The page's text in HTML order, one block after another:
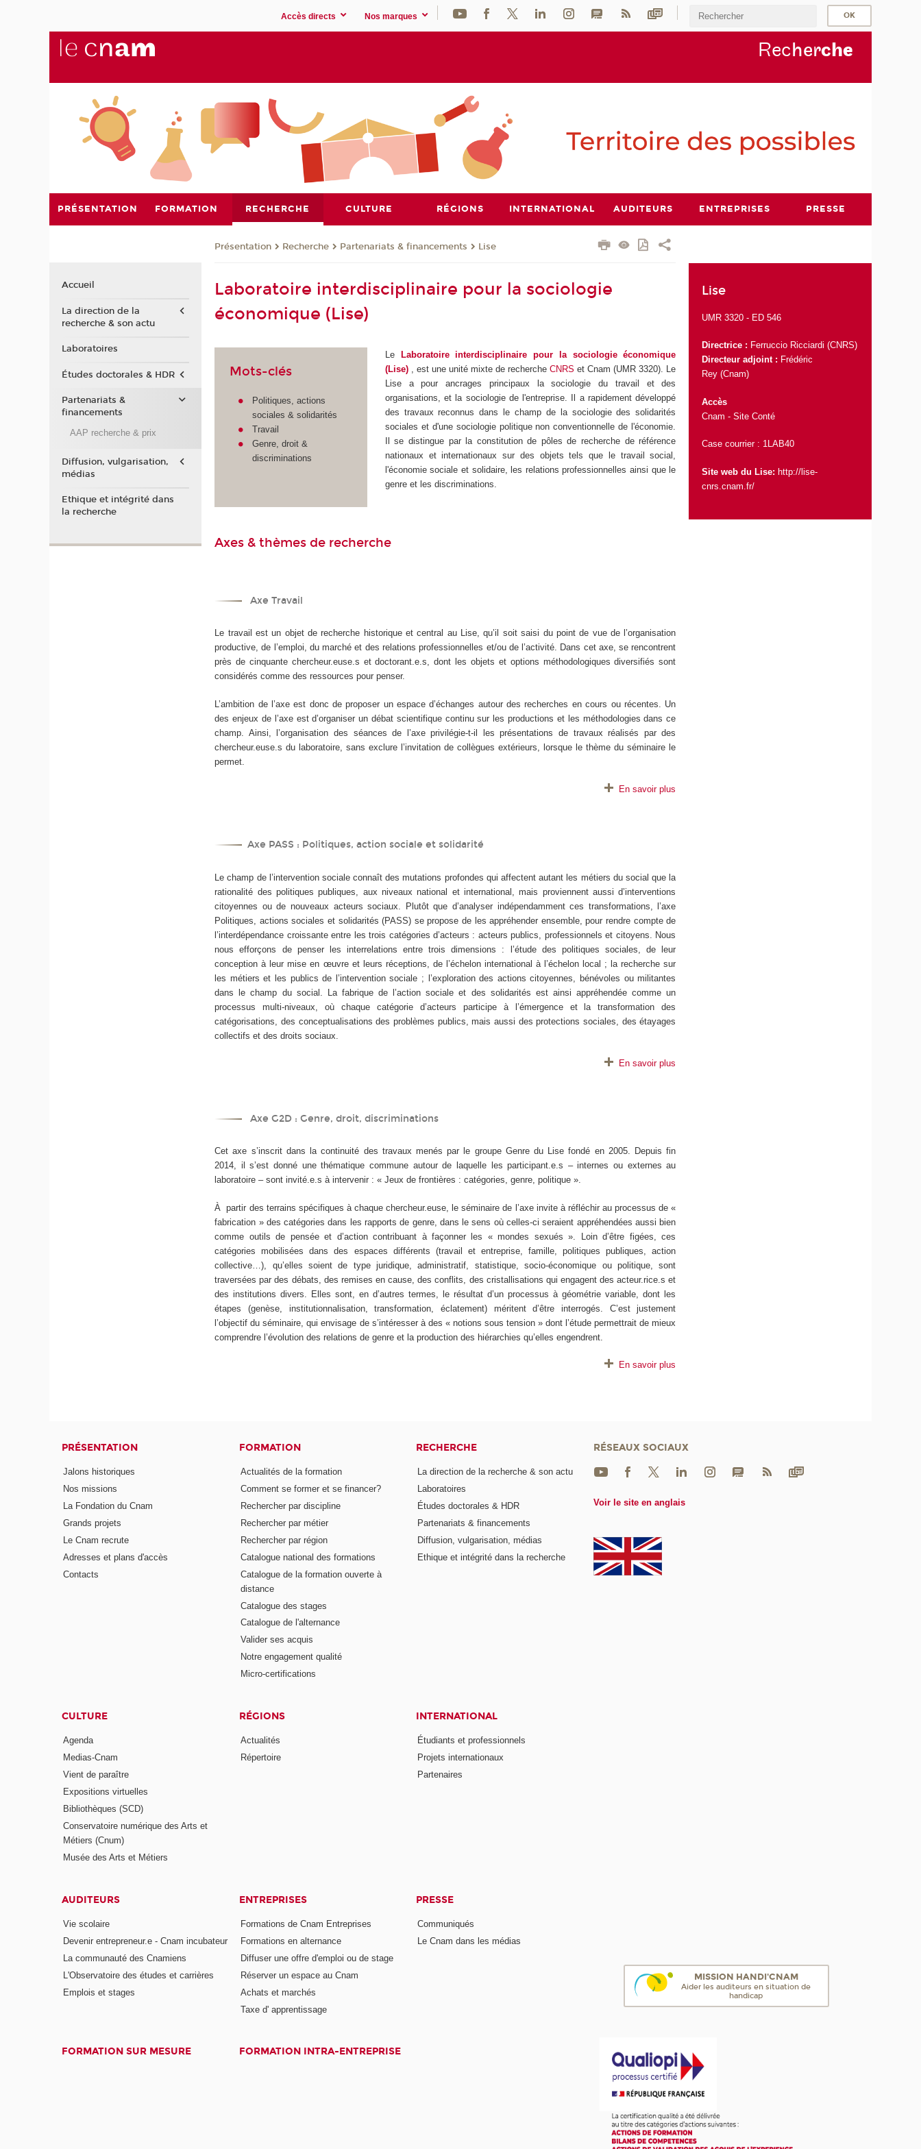
Accès directs Nos marques
Recherche
PRÉSENTATION FORMATION RECHERCHE CULTURE RÉGIONS INTERNATIONAL AUDITEURS ENTREPRISES PRESSE
Présentation Recherche Partenariats & financements Lise
Laboratoire interdisciplinaire pour la sociologie
économique (Lise)
Mots-clés
Politiques, actions
sociales & solidarités
Travail
Genre, droit &
discriminations
Le
Laboratoire interdisciplinaire pour la sociologie économique
(Lise)
, est une unité mixte de rechercheCNRS et Cnam (UMR 3320). Le
Lise a pour ancrages principaux la sociologie du travail et des
organisations, et la sociologie de l'entreprise. Il a rapidement développé
des travaux reconnus dans le champ de la sociologie des solidarités
sociales et d'une sociologie politique non conventionnelle de l'économie.
Il se distingue par la constitution de pôles de recherche de référence
nationaux et internationaux sur des objets tels que le travail social,
l'économie sociale et solidaire, les relations professionnelles ainsi que le
genre et les discriminations.
Axes & thèmes de recherche
Axe Travail
Le travail est un objet de recherche historique et central au Lise, qu’il soit saisi du point de vue de l’organisation
productive, de l’emploi, du marché et des relations professionnelles et/ou de l’activité. Dans cet axe, se rencontrent
près de cinquante chercheur.euse.s et doctorant.e.s, dont les objets et options méthodologiques diversifiés sont
considérés comme des ressources pour penser.
L’ambition de l’axe est donc de proposer un espace d’échanges autour des recherches en cours ou récentes. Un
des enjeux de l’axe est d’organiser un débat scientifique continu sur les productions et les méthodologies dans ce
champ. Ainsi, l’organisation des séances de l’axe privilégie-t-il les présentations de travaux réalisés par des
chercheur.euse.s du laboratoire, sans exclure l’invitation de collègues extérieurs, lorsque le thème du séminaire le
permet.
En savoir plus
Axe PASS : Politiques, action sociale et solidarité
Le champ de l’intervention sociale connaît des mutations profondes qui affectent autant les métiers du social que la
rationalité des politiques publiques, aux niveaux national et international, mais proviennent aussi d’interventions
citoyennes ou de nouveaux acteurs sociaux. Plutôt que d’analyser indépendamment ces transformations, l’axe
Politiques, actions sociales et solidarités (PASS) se propose de les appréhender ensemble, pour rendre compte de
l’interdépendance croissante entre les trois catégories d’acteurs : acteurs publics, professionnels et citoyens. Nous
nous efforçons de penser les interrelations entre trois dimensions : l’étude des politiques sociales, de leur
conception à leur mise en œuvre et leurs réceptions, de l’échelon international à l’échelon local ; la recherche sur
les métiers et les publics de l’intervention sociale ; l’exploration des actions citoyennes, bénévoles ou militantes
dans le champ du social. La fabrique de l’action sociale et des solidarités est ainsi appréhendée comme un
processus multi-niveaux, où chaque catégorie d’acteurs participe à l’émergence et la transformation des
catégorisations, des conceptualisations des problèmes publics, mais aussi des protections sociales, des étayages
collectifs et des droits sociaux.
En savoir plus
Axe G2D : Genre, droit, discriminations
Cet axe s’inscrit dans la continuité des travaux menés par le groupe Genre du Lise fondé en 2005. Depuis fin
2014, il s’est donné une thématique commune autour de laquelle les participant.e.s – internes ou externes au
laboratoire – sont invité.e.s à intervenir : « Jeux de frontières : catégories, genre, politique ».
À partir des terrains spécifiques à chaque chercheur.euse, le séminaire de l’axe invite à réfléchir au processus de «
fabrication » des catégories dans les rapports de genre, dans le sens où celles-ci seraient appréhendées aussi bien
comme outils de pensée et d’action contribuant à façonner les « mondes sexués ». Loin d’être figées, ces
catégories mobilisées dans des espaces différents (travail et entreprise, famille, politiques publiques, action
collective…), qu’elles soient de type juridique, administratif, statistique, socio-économique ou politique, sont
traversées par des débats, des remises en cause, des conflits, des cristallisations qui engagent des acteur.rice.s et
des institutions divers. Elles sont, en d’autres termes, le résultat d’un processus à géométrie variable, dont les
étapes (genèse, institutionnalisation, transformation, éclatement) méritent d’être interrogés. C’est justement
l’objectif du séminaire, qui envisage de s’intéresser à des « notions sous tension » dont l’étude permettrait de mieux
comprendre l’évolution des relations de genre et la production des hiérarchies qu’elles engendrent.
En savoir plus
Lise
UMR 3320 - ED 546
Directrice : Ferruccio Ricciardi (CNRS)
Directeur adjoint : Frédéric
Rey (Cnam)
Accès
Cnam - Site Conté
Case courrier : 1LAB40
Site web du Lise:http://lise-
cnrs.cnam.fr/
Accueil
La direction de la
recherche & son actu
Laboratoires
Études doctorales & HDR
Partenariats &
financements
AAP recherche & prix
Diffusion, vulgarisation,
médias
Ethique et intégrité dans
la recherche
PRÉSENTATION
Jalons historiques
Nos missions
La Fondation du Cnam
Grands projets
Le Cnam recrute
Adresses et plans d'accès
Contacts
FORMATION
Actualités de la formation
Comment se former et se financer?
Rechercher par discipline
Rechercher par métier
Rechercher par région
Catalogue national des formations
Catalogue de la formation ouverte à
distance
Catalogue des stages
Catalogue de l'alternance
Valider ses acquis
Notre engagement qualité
Micro-certifications
RECHERCHE
La direction de la recherche & son actu
Laboratoires
Études doctorales & HDR
Partenariats & financements
Diffusion, vulgarisation, médias
Ethique et intégrité dans la recherche
CULTURE
Agenda
Medias-Cnam
Vient de paraître
Expositions virtuelles
Bibliothèques (SCD)
Conservatoire numérique des Arts et
Métiers (Cnum)
Musée des Arts et Métiers
RÉGIONS
Actualités
Répertoire
INTERNATIONAL
Étudiants et professionnels
Projets internationaux
Partenaires
AUDITEURS
Vie scolaire
Devenir entrepreneur.e - Cnam incubateur
La communauté des Cnamiens
L'Observatoire des études et carrières
Emplois et stages
ENTREPRISES
Formations de Cnam Entreprises
Formations en alternance
Diffuser une offre d'emploi ou de stage
Réserver un espace au Cnam
Achats et marchés
Taxe d' apprentissage
PRESSE
Communiqués
Le Cnam dans les médias
FORMATION SUR MESURE FORMATION INTRA-ENTREPRISE
RÉSEAUX SOCIAUX
Voir le site en anglais
MISSION HANDI'CNAM
Aider les auditeurs en situation de
handicap